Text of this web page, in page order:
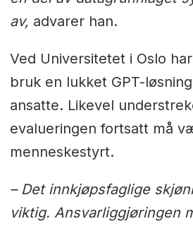
av, advarer han.
Ved Universitetet i Oslo
bruk en lukket GPT-
ansatte. Likevel
evalueringen fortsatt må
menneskestyrt.
– Det innkjøpsfaglige
viktig. Ansvarliggjøringen